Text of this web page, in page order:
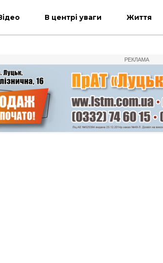
В центрі уваги Життя
РЕКЛАМА